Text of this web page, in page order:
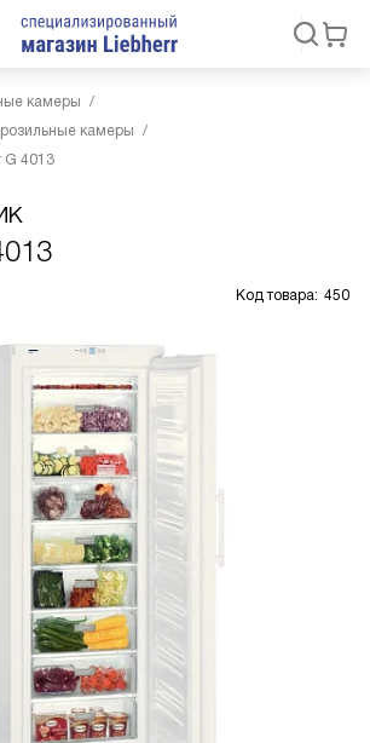
камеры
камеры
G 4013
Код товара: 450